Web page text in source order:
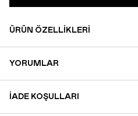
ÜRÜN ÖZELLIKLERI
YORUMLAR
İADE KOŞULLARI